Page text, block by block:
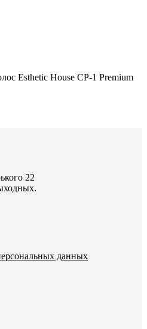
Esthetic House CP-1 Premium
22
данных